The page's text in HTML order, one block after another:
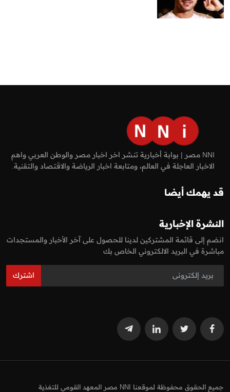
NNI مصر | بوابة أخبارية تنشر اخر اخبار مصر والوطن العربي واهم
الاخبار العاجلة في العالم، ومتابعة اخبار الرياضة والاقتصاد والتقنية.
قد يهمك أيضا
النشرة الإخبارية
انضم إلى قائمة المشتركين لدينا للحصول على آخر الأخبار والمستجدات
مباشرة في البريد الالكتروني الخاص بك
اشترك
جميع الحقوق محفوظة لموقعنا NNI مصر المعهد القومي للتغذية